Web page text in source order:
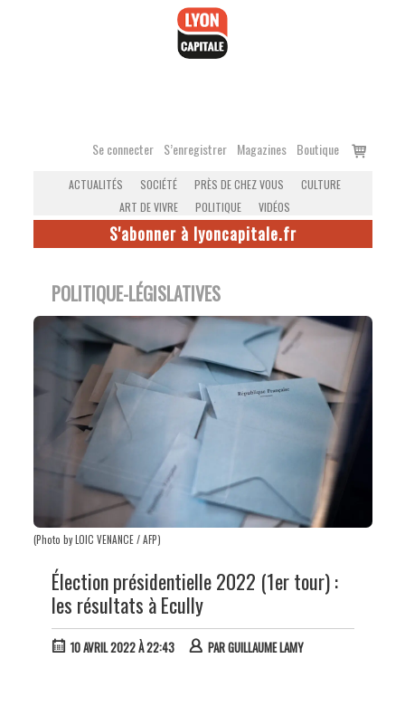
Se connecter S’enregistrer Magazines Boutique
Voir
ACTUALITÉS SOCIÉTÉ PRÈS DE CHEZ VOUS
CULTURE
ART DE VIVRE
POLITIQUE VIDÉOS
S'abonner à lyoncapitale.fr
POLITIQUE-LÉGISLATIVES
(Photo by LOIC VENANCE / AFP)
Élection présidentielle 2022 (1er tour) :
les résultats à Ecully
10 AVRIL 2022 À 22:43 PARGUILLAUME LAMY